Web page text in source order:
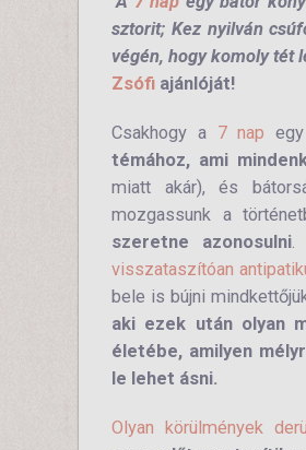
sztorit; Kez nyilván
végén, hogy komoly tét
Zsófi ajánlóját!
Csakhogy a 7 nap
témához, ami
miatt akár), és
mozgassunk a
szeretne azonosulni
visszataszítóan
bele is bújni
aki ezek után olyan
életébe, amilyen
le lehet ásni.
Olyan körülmények